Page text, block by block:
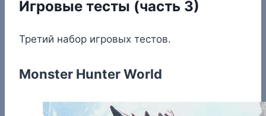
Игровые тесты (часть 3)
Третий набор игровых тестов.
Monster Hunter World